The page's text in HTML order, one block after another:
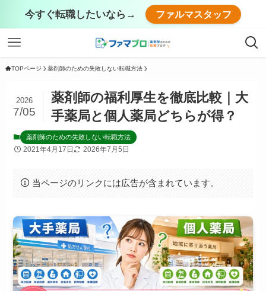
今すぐ転職したいなら→ ファルマスタッフ
TOPページ 薬剤師のための失敗しない転職方法
薬剤師の福利厚生を徹底比較｜大
手薬局と個人薬局どちらが得？
2026
7/05
薬剤師のための失敗しない転職方法
2021年4月17日 2026年7月5日
当ページのリンクには広告が含まれています。